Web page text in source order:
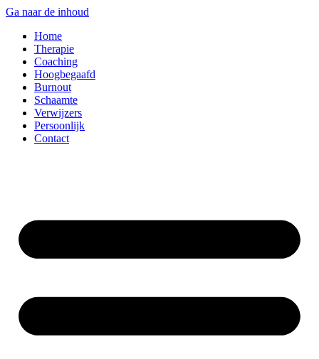
Ga naar de inhoud
Home
Therapie
Coaching
Hoogbegaafd
Burnout
Schaamte
Verwijzers
Persoonlijk
Contact